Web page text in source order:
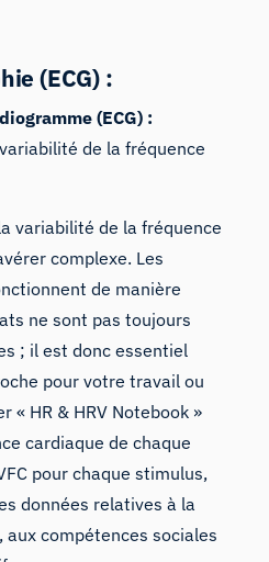
(ECG) :
(ECG) :
de la fréquence
variabilité de la fréquence
complexe. Les
de manière
ne sont pas toujours
; il est donc essentiel
pour votre travail ou
« HR & HRV Notebook »
cardiaque de chaque
pour chaque stimulus,
données relatives à la
compétences sociales